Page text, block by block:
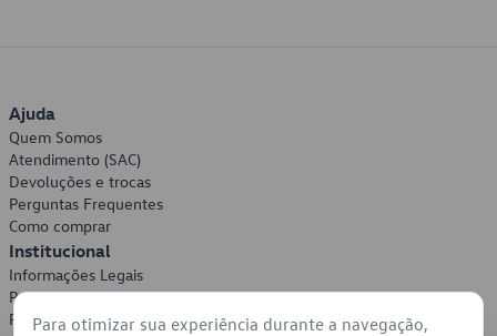
Ajuda
Quem Somos
Atendimento (SAC)
Devoluções e trocas
Perguntas Frequentes
Como comprar
Institucional
Informações Legais
Política de Privacidade
Política de Cookies
Para otimizar sua experiência durante a navegação,